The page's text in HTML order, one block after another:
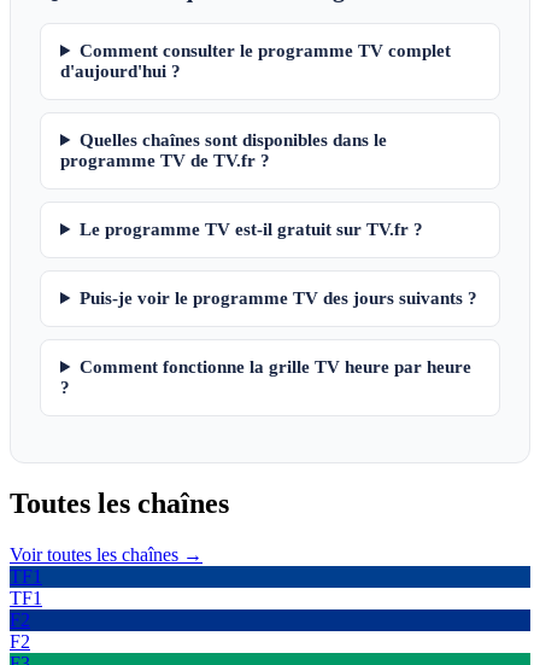
Comment consulter le programme TV complet
d'aujourd'hui ?
Quelles chaînes sont disponibles dans le
programme TV de TV.fr ?
Le programme TV est-il gratuit sur TV.fr ?
Puis-je voir le programme TV des jours suivants ?
Comment fonctionne la grille TV heure par heure
?
Toutes les chaînes
Voir toutes les chaînes →
TF1
TF1
F2
F2